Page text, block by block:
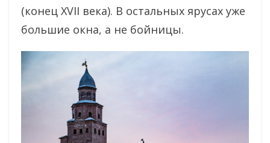
(конец XVII века). В остальных ярусах уже
большие окна, а не бойницы.